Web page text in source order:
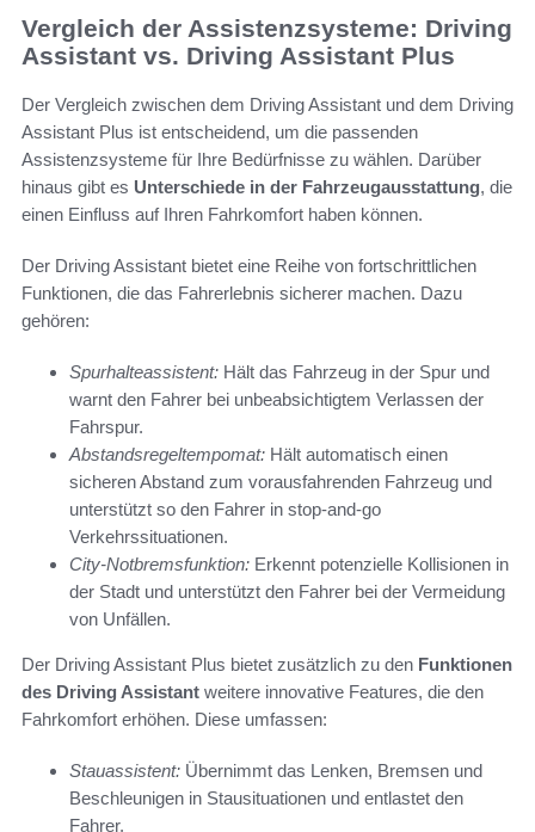
Vergleich der Assistenzsysteme: Driving
Assistant vs. Driving Assistant Plus
Der Vergleich zwischen dem Driving Assistant und dem Driving
Assistant Plus ist entscheidend, um die passenden
Assistenzsysteme für Ihre Bedürfnisse zu wählen. Darüber
hinaus gibt es Unterschiede in der Fahrzeugausstattung, die
einen Einfluss auf Ihren Fahrkomfort haben können.
Der Driving Assistant bietet eine Reihe von fortschrittlichen
Funktionen, die das Fahrerlebnis sicherer machen. Dazu
gehören:
Spurhalteassistent: Hält das Fahrzeug in der Spur und
warnt den Fahrer bei unbeabsichtigtem Verlassen der
Fahrspur.
Abstandsregeltempomat: Hält automatisch einen
sicheren Abstand zum vorausfahrenden Fahrzeug und
unterstützt so den Fahrer in stop-and-go
Verkehrssituationen.
City-Notbremsfunktion: Erkennt potenzielle Kollisionen in
der Stadt und unterstützt den Fahrer bei der Vermeidung
von Unfällen.
Der Driving Assistant Plus bietet zusätzlich zu den Funktionen
des Driving Assistant weitere innovative Features, die den
Fahrkomfort erhöhen. Diese umfassen:
Stauassistent: Übernimmt das Lenken, Bremsen und
Beschleunigen in Stausituationen und entlastet den
Fahrer.